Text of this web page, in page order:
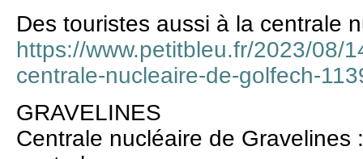
Des touristes aussi à la centrale
https://www.petitbleu.fr/2023/08/
centrale-nucleaire-de-golfech-
GRAVELINES
Centrale nucléaire de Gravelines